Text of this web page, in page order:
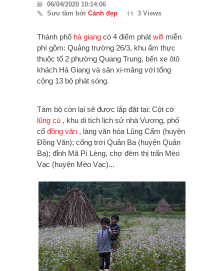
06/04/2020 10:14:06
Sưu tầm bởi Cảnh đẹp 3 Views
Thành phố hà giang có 4 điểm phát wifi miễn
phí gồm: Quảng trường 26/3, khu ẩm thực
thuộc tổ 2 phường Quang Trung, bến xe ôtô
khách Hà Giang và sân xi-măng với tổng
cộng 13 bộ phát sóng.
Tám bộ còn lại sẽ được lắp đặt tại: Cột cờ
lũng cú , khu di tích lịch sử nhà Vương, phố
cổ đồng văn , làng văn hóa Lũng Cẩm (huyện
Đồng Văn); cổng trời Quản Bạ (huyện Quản
Bạ); đỉnh Mã Pì Lèng, chợ đêm thị trấn Mèo
Vạc (huyện Mèo Vạc)...